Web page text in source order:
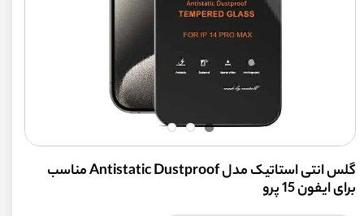
گلس انتی استاتیک مدل Antistatic Dustproof مناسب
برای ایفون 15 پرو